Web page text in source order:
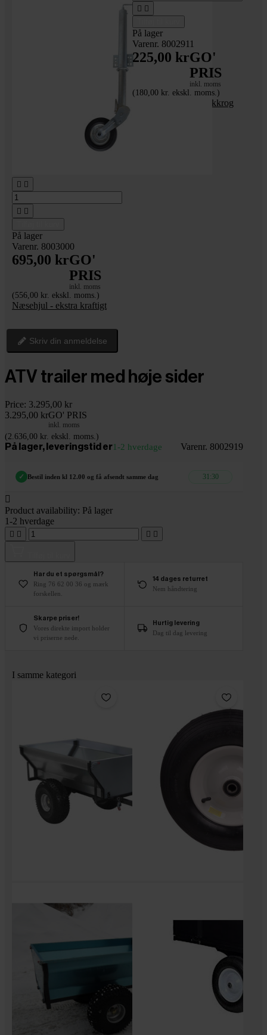
 
 
På lager
Varenr. 8003000
695,00 krGO'
PRIS
inkl. moms
(556,00 kr. ekskl. moms.)
Næsehjul - ekstra kraftigt
 
På lager
Varenr. 8002911
225,00 krGO'
PRIS
inkl. moms
(180,00 kr. ekskl. moms.)
Trailer kobling til trækkrog
Skriv din anmeldelse
ATV trailer med høje sider
Price: 3.295,00 kr
3.295,00 krGO' PRIS
inkl. moms
(2.636,00 kr. ekskl. moms.)
På lager, leveringstid er1-2 hverdage Varenr. 8002919
✓ Bestil inden kl 12.00 og få afsendt samme dag 31:29

Product availability: På lager
1-2 hverdage
   
Har du et spørgsmål?
Ring 76 62 00 36 og mærk
forskellen.
14 dages returret
Nem håndtering
Skarpe priser!
Vores direkte import holder
vi priserne nede.
Hurtig levering
Dag til dag levering
I samme kategori